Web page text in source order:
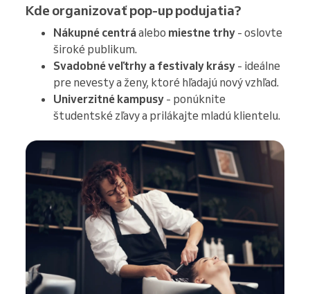
Kde organizovať pop-up podujatia?
Nákupné centráalebo miestne trhy - oslovte
široké publikum.
Svadobné veľtrhy a festivaly krásy - ideálne
pre nevesty a ženy, ktoré hľadajú nový vzhľad.
Univerzitné kampusy - ponúknite
študentské zľavy a prilákajte mladú klientelu.